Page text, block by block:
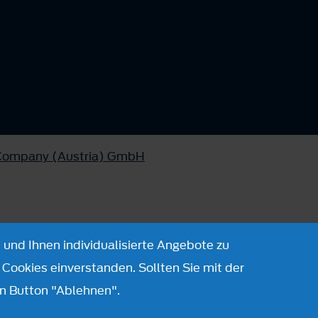
(Austria) GmbH
Ihnen individualisierte Angebote zu
einverstanden. Sollten Sie mit der
Button "Ablehnen".